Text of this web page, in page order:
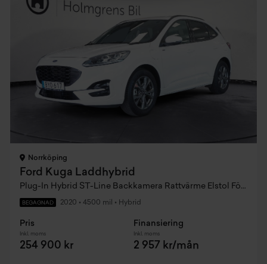
Norrköping
Ford Kuga Laddhybrid
Plug-In Hybrid ST-Line Backkamera Rattvärme Elstol Förare
BEGAGNAD 2020 • 4500 mil • Hybrid
Pris
Inkl. moms
254 900 kr
Finansiering
Inkl. moms
2 957 kr/mån